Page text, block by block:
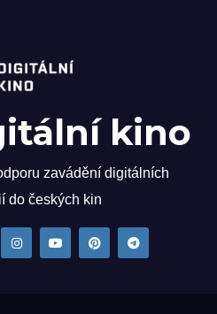
kino
zavádění digitálních
do českých kin